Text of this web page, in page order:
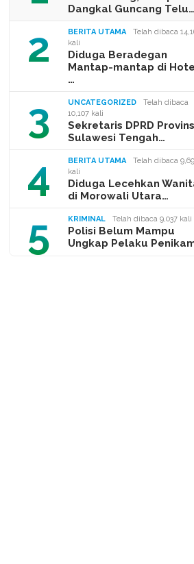
Dangkal Guncang Telu…
2 BERITA UTAMA
Telah dibaca
kali
Diduga Beradegan
Mantap-mantap di
…
3 UNCATEGORIZED
Telah dibaca
10,107 kali
Sekretaris DPRD
Sulawesi Tengah…
4 BERITA UTAMA
Telah dibaca
kali
Diduga Lecehkan
di Morowali Utara…
5 KRIMINAL Telah dibaca 9,037 kali
Polisi Belum Mampu
Ungkap Pelaku